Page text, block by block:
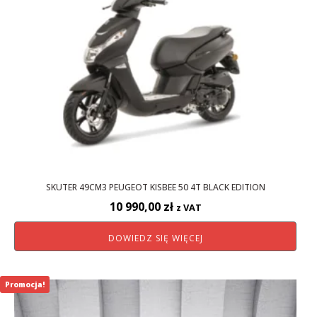
SKUTER 49CM3 PEUGEOT KISBEE 50 4T BLACK EDITION
10 990,00 zł z VAT
DOWIEDZ SIĘ WIĘCEJ
Promocja!